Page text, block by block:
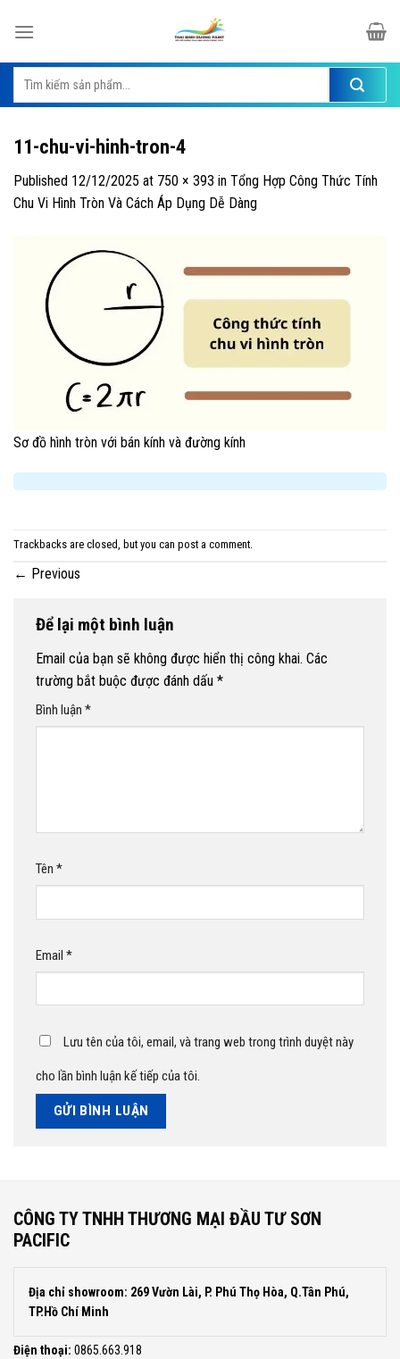
Tìm
kiếm:
11-chu-vi-hinh-tron-4
Published 12/12/2025 at 750 × 393 in Tổng Hợp Công Thức Tính
Chu Vi Hình Tròn Và Cách Áp Dụng Dễ Dàng
Sơ đồ hình tròn với bán kính và đường kính
Trackbacks are closed, but you can post a comment.
← Previous
Để lại một bình luận
Email của bạn sẽ không được hiển thị công khai. Các
trường bắt buộc được đánh dấu *
Bình luận *
Tên *
Email *
Lưu tên của tôi, email, và trang web trong trình duyệt này
cho lần bình luận kế tiếp của tôi.
CÔNG TY TNHH THƯƠNG MẠI ĐẦU TƯ SƠN
PACIFIC
Địa chỉ showroom: 269 Vườn Lài, P. Phú Thọ Hòa, Q.Tân Phú,
TP.Hồ Chí Minh
Điện thoại: 0865.663.918